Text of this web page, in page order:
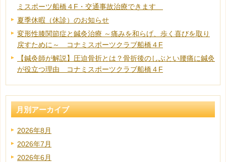
ミスポーツ船橋４F・交通事故治療できます
夏季休暇（休診）のお知らせ
変形性膝関節症と鍼灸治療 ～痛みを和らげ、歩く喜びを取り
戻すために～ コナミスポーツクラブ船橋４F
【鍼灸師が解説】圧迫骨折とは？骨折後のしぶとい腰痛に鍼灸
が役立つ理由 コナミスポーツクラブ船橋４F
月別アーカイブ
2026年8月
2026年7月
2026年6月